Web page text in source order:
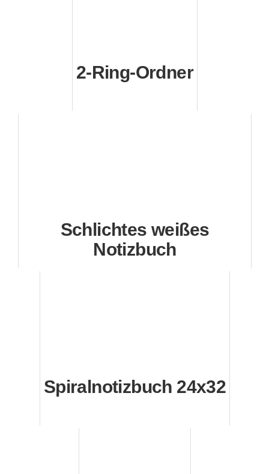
2-Ring-Ordner
Schlichtes weißes
Notizbuch
Spiralnotizbuch 24x32